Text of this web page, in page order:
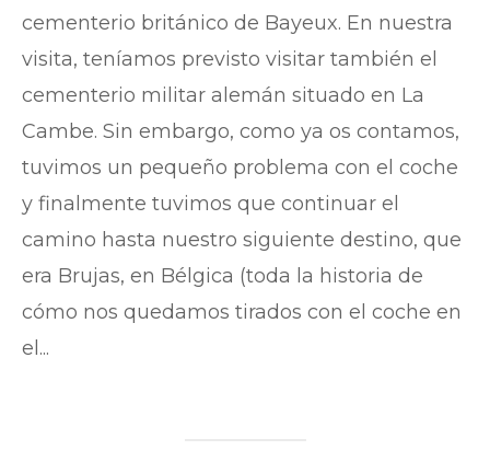
cementerio británico de Bayeux. En nuestra
visita, teníamos previsto visitar también el
cementerio militar alemán situado en La
Cambe. Sin embargo, como ya os contamos,
tuvimos un pequeño problema con el coche
y finalmente tuvimos que continuar el
camino hasta nuestro siguiente destino, que
era Brujas, en Bélgica (toda la historia de
cómo nos quedamos tirados con el coche en
el...